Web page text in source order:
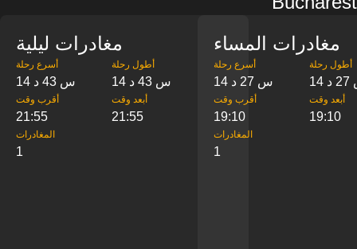
مغادرات ليلية
‎أسرع رحلة
14 س 43 د
‎أطول رحلة
14 س 43 د
‎أقرب وقت
21:55
‎أبعد وقت
21:55
‎المغادرات
1
مغادرات المساء
‎أسرع رحلة
14 س 27 د
‎أطول رحلة
‎أقرب وقت
19:10
‎أبعد وقت
19:10
‎المغادرات
1